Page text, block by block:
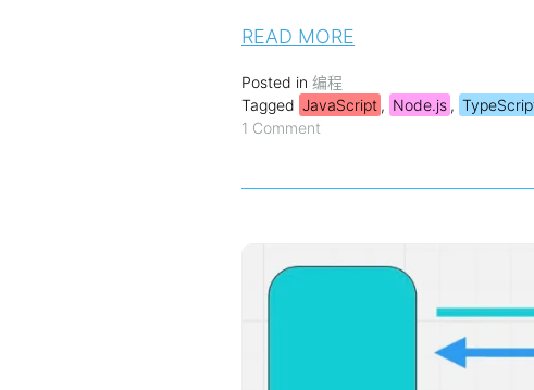
READ MORE
Posted in 编程
Tagged JavaScript , Node.js ,
1 Comment